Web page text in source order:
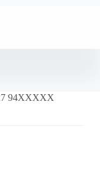
94XXXXX